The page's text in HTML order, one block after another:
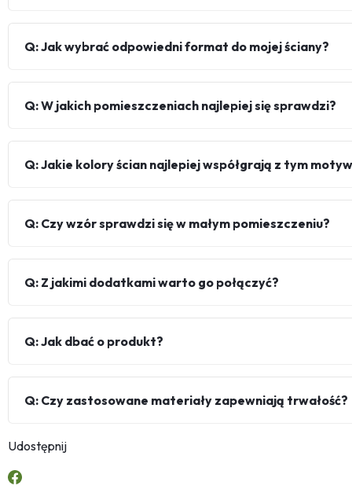
Q: Jak wybrać odpowiedni format do mojej ściany?
Q: W jakich pomieszczeniach najlepiej się sprawdzi?
Q: Jakie kolory ścian najlepiej współgrają z tym
Q: Czy wzór sprawdzi się w małym pomieszczeniu?
Q: Z jakimi dodatkami warto go połączyć?
Q: Jak dbać o produkt?
Q: Czy zastosowane materiały zapewniają trwałość?
Udostępnij